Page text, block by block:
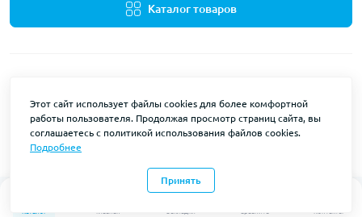
Каталог Главная Закладки
0
Сравнить Контакты
Каталог товаров
ALUMARKET © 2026
Разработка и поддержка сайтов
Этот сайт использует файлы cookies для более комфортной
работы пользователя. Продолжая просмотр страниц сайта, вы
соглашаетесь с политикой использования файлов cookies.
Подробнее
Принять